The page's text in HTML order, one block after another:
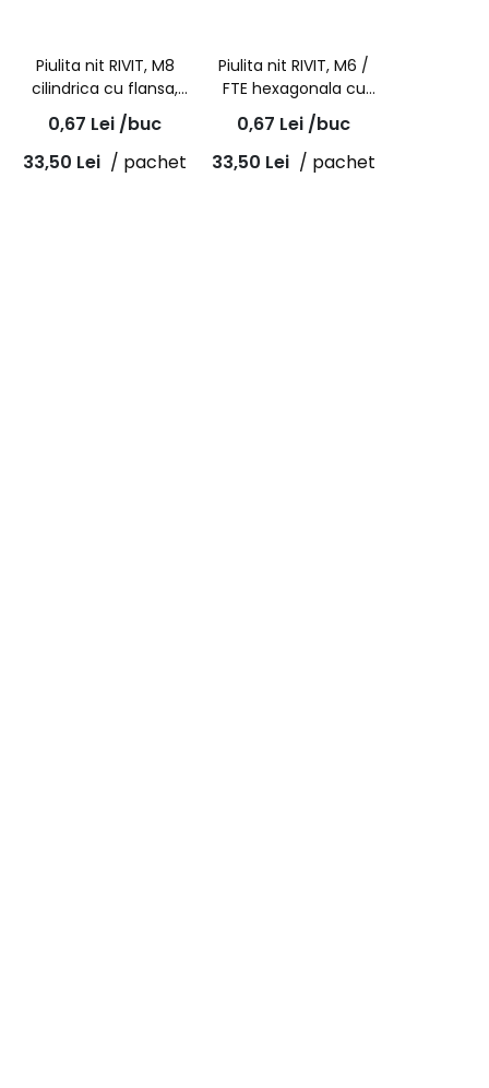
Piulita nit RIVIT, M8
cilindrica cu flansa,
otel zincat, FTC-ZS
0,67 Lei /buc
33,50 Lei / pachet
Piulita nit RIVIT, M6 /
FTE hexagonala cu
flansa, otel zincat
0,67 Lei /buc
33,50 Lei / pachet